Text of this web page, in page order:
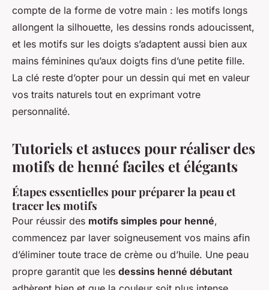
compte de la forme de votre main : les motifs longs
allongent la silhouette, les dessins ronds adoucissent,
et les motifs sur les doigts s’adaptent aussi bien aux
mains féminines qu’aux doigts fins d’une petite fille.
La clé reste d’opter pour un dessin qui met en valeur
vos traits naturels tout en exprimant votre
personnalité.
Tutoriels et astuces pour réaliser des
motifs de henné faciles et élégants
Étapes essentielles pour préparer la peau et
tracer les motifs
Pour réussir des motifs simples pour henné,
commencez par laver soigneusement vos mains afin
d’éliminer toute trace de crème ou d’huile. Une peau
propre garantit que les dessins henné débutant